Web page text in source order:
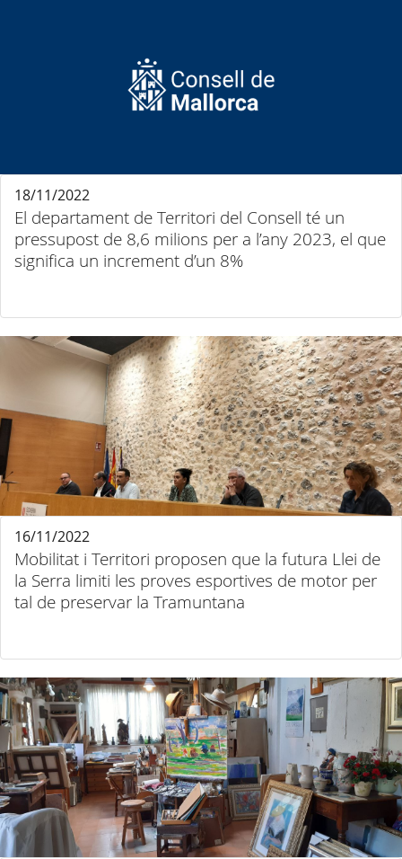
El departament de Territori del Consell té un
pressupost de 8,6 milions per a l’any 2023, el que
significa un increment d’un 8%
18/11/2022
Mobilitat i Territori proposen que la futura Llei de
la Serra limiti les proves esportives de motor per
tal de preservar la Tramuntana
16/11/2022